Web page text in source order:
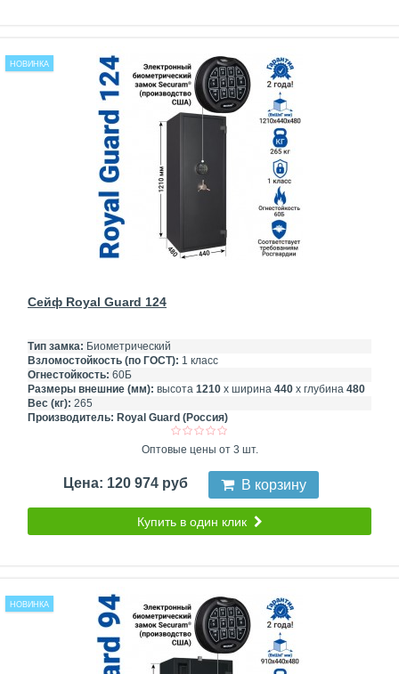
НОВИНКА
Сейф Royal Guard 124
Тип замка: Биометрический
Взломостойкость (по ГОСТ): 1 класс
Огнестойкость: 60Б
Размеры внешние (мм): высота 1210 х ширина 440 х глубина 480
Вес (кг): 265
Производитель: Royal Guard (Россия)
Оптовые цены от 3 шт.
Цена: 120 974 руб В корзину
Купить в один клик
НОВИНКА